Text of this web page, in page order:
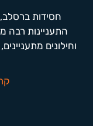
חסידות
התעניינות רבה
וחילונים